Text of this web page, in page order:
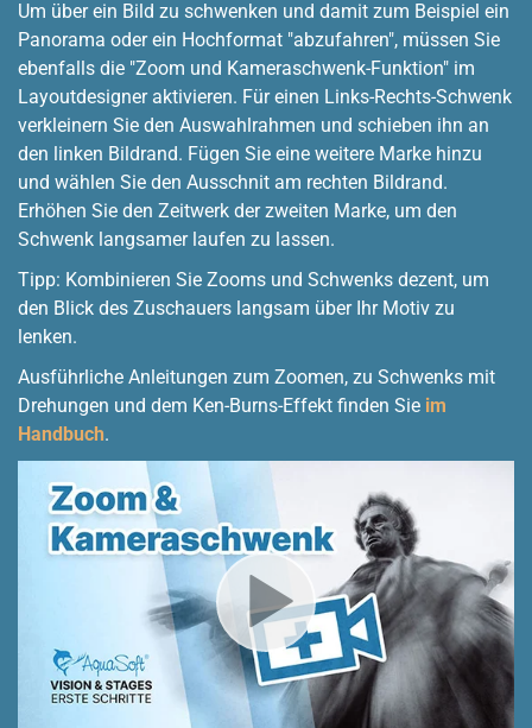
Um über ein Bild zu schwenken und damit zum Beispiel ein
Panorama oder ein Hochformat "abzufahren", müssen Sie
ebenfalls die "Zoom und Kameraschwenk-Funktion" im
Layoutdesigner aktivieren. Für einen Links-Rechts-Schwenk
verkleinern Sie den Auswahlrahmen und schieben ihn an
den linken Bildrand. Fügen Sie eine weitere Marke hinzu
und wählen Sie den Ausschnit am rechten Bildrand.
Erhöhen Sie den Zeitwerk der zweiten Marke, um den
Schwenk langsamer laufen zu lassen.
Tipp: Kombinieren Sie Zooms und Schwenks dezent, um
den Blick des Zuschauers langsam über Ihr Motiv zu
lenken.
Ausführliche Anleitungen zum Zoomen, zu Schwenks mit
Drehungen und dem Ken-Burns-Effekt finden Sie im
Handbuch.